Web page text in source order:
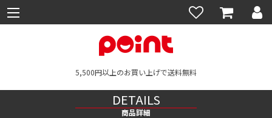
5,500円以上のお買い上げで送料無料
DETAILS
商品詳細